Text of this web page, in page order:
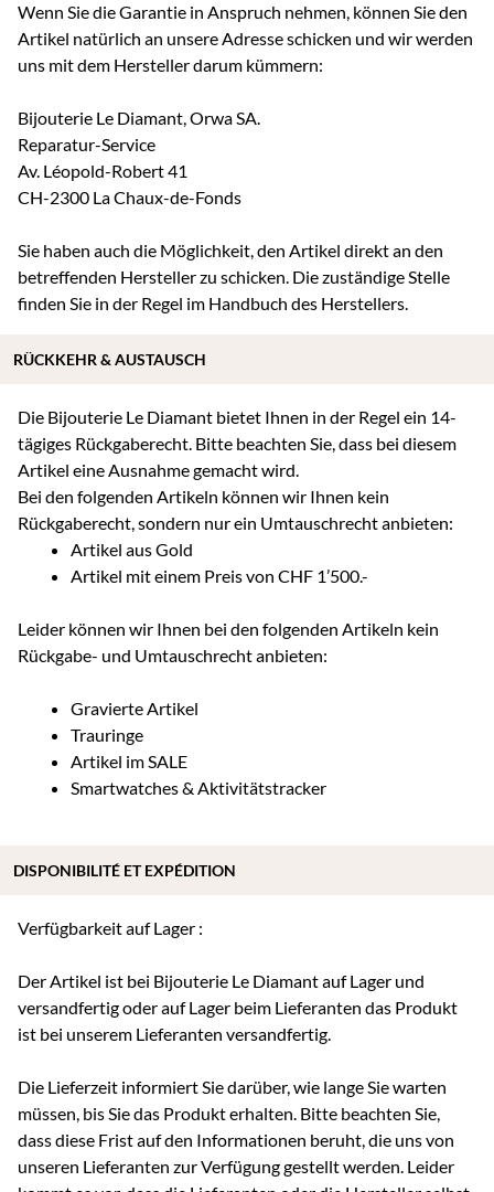
Wenn Sie die Garantie in Anspruch nehmen, können Sie den
Artikel natürlich an unsere Adresse schicken und wir werden
uns mit dem Hersteller darum kümmern:
Bijouterie Le Diamant, Orwa SA.
Reparatur-Service
Av. Léopold-Robert 41
CH-2300 La Chaux-de-Fonds
Sie haben auch die Möglichkeit, den Artikel direkt an den
betreffenden Hersteller zu schicken. Die zuständige Stelle
finden Sie in der Regel im Handbuch des Herstellers.
Die Bijouterie Le Diamant bietet Ihnen in der Regel ein 14-
tägiges Rückgaberecht. Bitte beachten Sie, dass bei diesem
Artikel eine Ausnahme gemacht wird.
Bei den folgenden Artikeln können wir Ihnen kein
Rückgaberecht, sondern nur ein Umtauschrecht anbieten:
Artikel aus Gold
Artikel mit einem Preis von CHF 1’500.-
Leider können wir Ihnen bei den folgenden Artikeln kein
Rückgabe- und Umtauschrecht anbieten:
Gravierte Artikel
Trauringe
Artikel im SALE
Smartwatches & Aktivitätstracker
Verfügbarkeit auf Lager :
Der Artikel ist bei Bijouterie Le Diamant auf Lager und
versandfertig oder auf Lager beim Lieferanten das Produkt
ist bei unserem Lieferanten versandfertig.
Die Lieferzeit informiert Sie darüber, wie lange Sie warten
müssen, bis Sie das Produkt erhalten. Bitte beachten Sie,
dass diese Frist auf den Informationen beruht, die uns von
unseren Lieferanten zur Verfügung gestellt werden. Leider
RÜCKKEHR & AUSTAUSCH
DISPONIBILITÉ ET EXPÉDITION